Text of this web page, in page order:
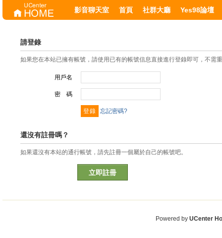
影音聊天室 首頁 社群大廳 Yes98論壇
請登錄
如果您在本站已擁有帳號，請使用已有的帳號信息直接進行登錄即可，不需
用戶名
密 碼
忘記密碼?
還沒有註冊嗎？
如果還沒有本站的通行帳號，請先註冊一個屬於自己的帳號吧。
立即註冊
Powered by UCenter